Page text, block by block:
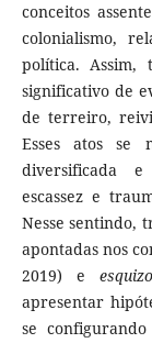
conceitos
colonialismo,
política. Assim,
significativo de
de terreiro,
Esses atos se
diversificada
escassez e
Nesse sentindo,
apontadas nos
2019) e
apresentar
se